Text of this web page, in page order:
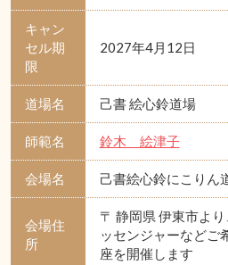
キャン
セル期
限
2027年4月12日
道場名 己書 絵心鈴道場
師範名 鈴木 絵津子
会場名 己書絵心鈴にこり
会場住
所
〒 静岡県 伊東市よ
ッセンジャーなどご
座を開催します